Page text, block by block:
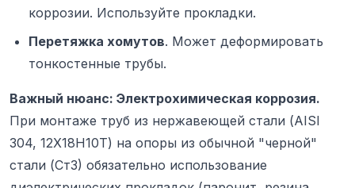
коррозии. Используйте прокладки.
Перетяжка хомутов. Может деформировать
тонкостенные трубы.
Важный нюанс: Электрохимическая коррозия.
При монтаже труб из нержавеющей стали (AISI
304, 12Х18Н10Т) на опоры из обычной "черной"
стали (Ст3) обязательно использование